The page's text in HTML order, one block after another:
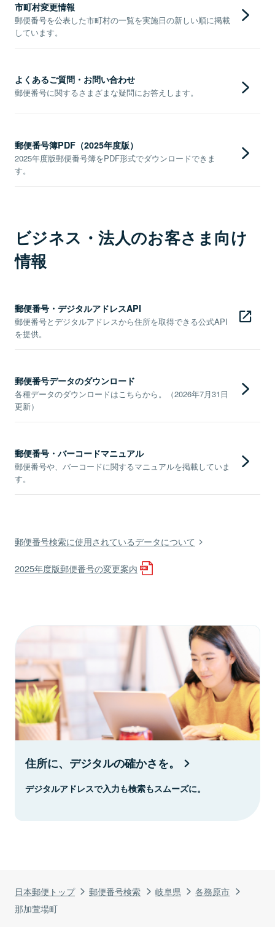
日本郵便トップ 郵便番号検索 岐阜県
各務原市
那加萱場町
市町村変更情報
郵便番号を公表した市町村の一覧を実施日の新しい順に掲載
しています。
よくあるご質問・お問い合わせ
郵便番号に関するさまざまな疑問にお答えします。
郵便番号簿PDF（2025年度版）
2025年度版郵便番号簿をPDF形式でダウンロードできま
す。
ビジネス・法人のお客さま向け
情報
郵便番号・デジタルアドレスAPI
郵便番号とデジタルアドレスから住所を取得できる公式API
を提供。
郵便番号データのダウンロード
各種データのダウンロードはこちらから。（2026年7月31日
更新）
郵便番号・バーコードマニュアル
郵便番号や、バーコードに関するマニュアルを掲載していま
す。
郵便番号検索に使用されているデータについて
2025年度版郵便番号の変更案内
住所に、デジタルの確かさを。
デジタルアドレスで入力も検索もスムーズに。